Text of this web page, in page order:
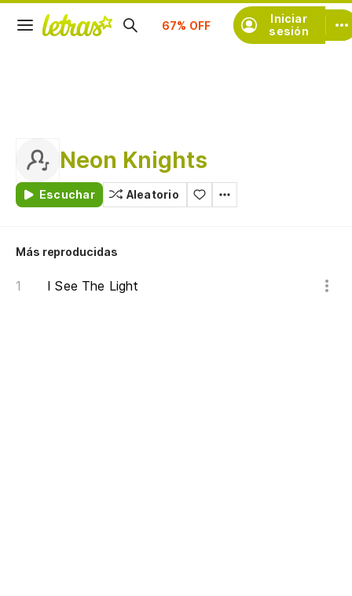
Iniciar
sesión
Suscríbete
Neon Knights
Escuchar Aleatorio
Más reproducidas
I See The Light